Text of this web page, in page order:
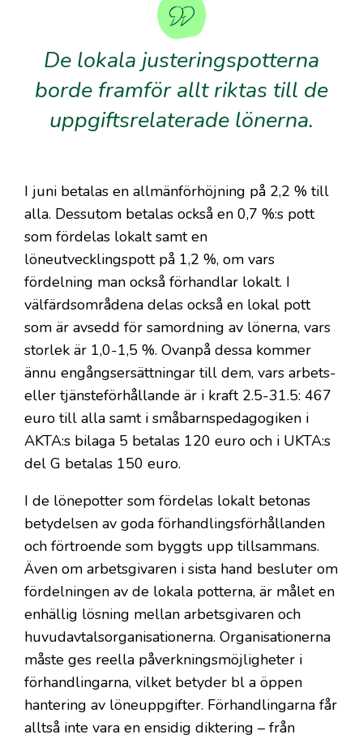
De lokala justeringspotterna
borde framför allt riktas till de
uppgiftsrelaterade lönerna.
I juni betalas en allmänförhöjning på 2,2 % till
alla. Dessutom betalas också en 0,7 %:s pott
som fördelas lokalt samt en
löneutvecklingspott på 1,2 %, om vars
fördelning man också förhandlar lokalt. I
välfärdsområdena delas också en lokal pott
som är avsedd för samordning av lönerna, vars
storlek är 1,0-1,5 %. Ovanpå dessa kommer
ännu engångsersättningar till dem, vars arbets-
eller tjänsteförhållande är i kraft 2.5-31.5: 467
euro till alla samt i småbarnspedagogiken i
AKTA:s bilaga 5 betalas 120 euro och i UKTA:s
del G betalas 150 euro.
I de lönepotter som fördelas lokalt betonas
betydelsen av goda förhandlingsförhållanden
och förtroende som byggts upp tillsammans.
Även om arbetsgivaren i sista hand besluter om
fördelningen av de lokala potterna, är målet en
enhällig lösning mellan arbetsgivaren och
huvudavtalsorganisationerna. Organisationerna
måste ges reella påverkningsmöjligheter i
förhandlingarna, vilket betyder bl a öppen
hantering av löneuppgifter. Förhandlingarna får
alltså inte vara en ensidig diktering – från